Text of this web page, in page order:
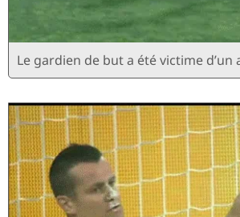
Le gardien de but a été victime d’un